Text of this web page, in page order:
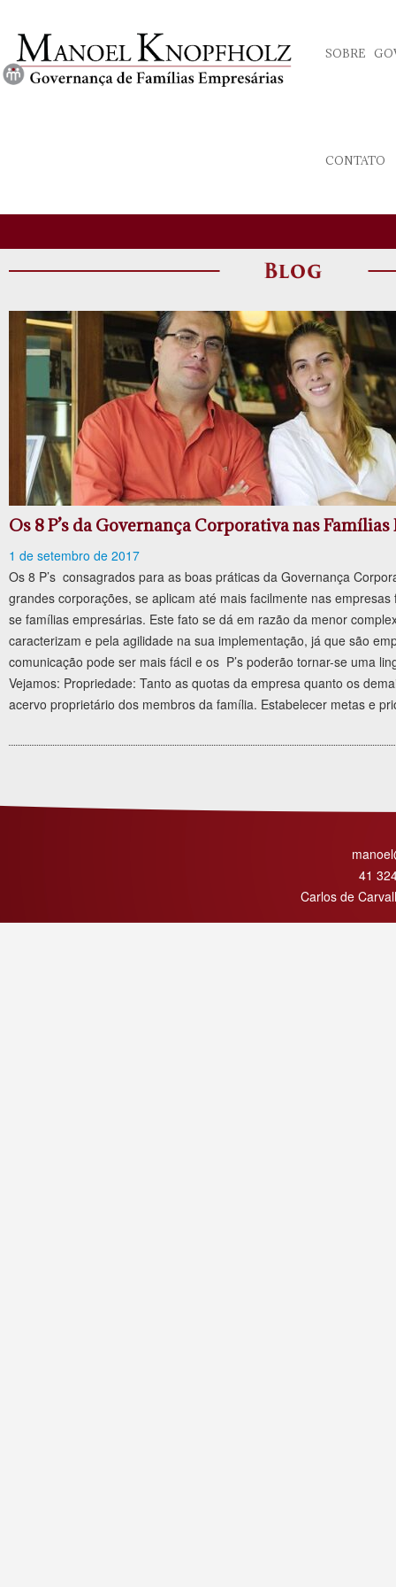
SOBRE
CONTATO
Os 8 P’s da Governança Corporativa nas
1 de setembro de 2017
Os 8 P’s consagrados para as boas práticas da Governança
grandes corporações, se aplicam até mais facilmente nas
se famílias empresárias. Este fato se dá em razão da menor
caracterizam e pela agilidade na sua implementação, já que são
comunicação pode ser mais fácil e os P’s poderão tornar-se uma
Vejamos: Propriedade: Tanto as quotas da empresa quanto os
acervo proprietário dos membros da família. Estabelecer metas e
41
Carlos de